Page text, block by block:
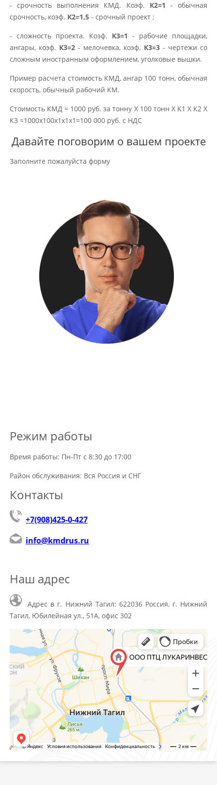
- срочность выполнения КМД. Коэф. К2=1 - обычная
срочность, коэф. К2=1,5 - срочный проект ;
- сложность проекта. Коэф. К3=1 - рабочие площадки,
ангары, коэф. К3=2 - мелочевка, коэф. К3=3 - чертежи со
сложным иностранным оформлением, уголковые вышки.
Пример расчета стоимость КМД, ангар 100 тонн, обычная
скорость, обычный рабочий КМ.
Стоимость КМД = 1000 руб. за тонну Х 100 тонн Х К1 Х К2 Х
К3 =1000х100х1х1х1=100 000 руб. с НДС
Давайте поговорим о вашем проекте
Заполните пожалуйста форму
Режим работы
Время работы: Пн-Пт с 8:30 до 17:00
Район обслуживания: Вся Россия и СНГ
Контакты
+7(908)425-0-427
info@kmdrus.ru
Наш адрес
Адрес в г. Нижний Тагил: 622036 Россия, г. Нижний
Тагил, Юбилейная ул., 51А, офис 302